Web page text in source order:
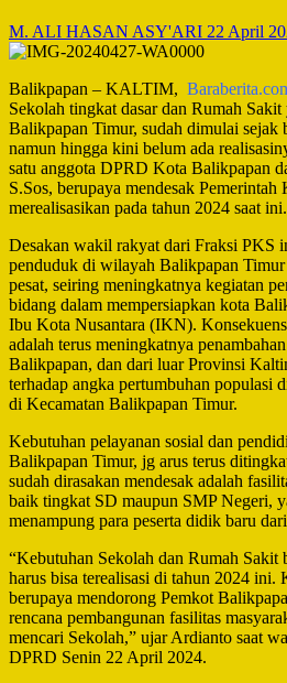
M. ALI HASAN ASY'ARI 22 April
Balikpapan – KALTIM,
Sekolah tingkat dasar dan Rumah
Balikpapan Timur, sudah dimulai sejak
namun hingga kini belum ada
satu anggota DPRD Kota Balikpapan
S.Sos, berupaya mendesak Pemerintah
merealisasikan pada tahun 2024 saat ini.
Desakan wakil rakyat dari Fraksi PKS
penduduk di wilayah Balikpapan Timur
pesat, seiring meningkatnya kegiatan
bidang dalam mempersiapkan kota
Ibu Kota Nusantara (IKN).
adalah terus meningkatnya
Balikpapan, dan dari luar Provinsi
terhadap angka pertumbuhan populasi
di Kecamatan Balikpapan Timur.
Kebutuhan pelayanan sosial dan
Balikpapan Timur, jg arus terus
sudah dirasakan mendesak adalah
baik tingkat SD maupun SMP Negeri,
menampung para peserta didik baru
“Kebutuhan Sekolah dan Rumah Sakit
harus bisa terealisasi di tahun 2024 ini.
berupaya mendorong Pemkot
rencana pembangunan fasilitas
mencari Sekolah,” ujar Ardianto saat
DPRD Senin 22 April 2024.